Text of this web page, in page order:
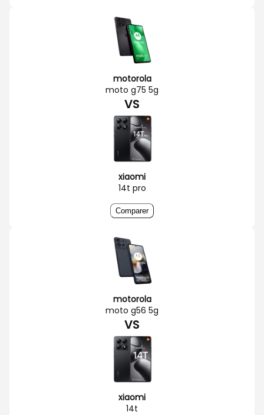
motorola
moto g75 5g
VS
xiaomi
14t pro
Comparer
motorola
moto g56 5g
VS
xiaomi
14t